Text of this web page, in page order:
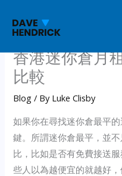
content
香港迷你倉月
比較
Blog / By Luke Clisby
如果你在尋找迷你倉最平
鍵。所謂迷你倉最平，並
比，比如是否有免費接送
些人以為越便宜的就越好